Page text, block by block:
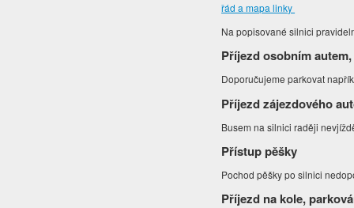
řád a mapa linky
Na popisované silnici
Příjezd osobním
Doporučujeme parkovat
Příjezd zájezdového
Busem na silnici raději
Přístup pěšky
Pochod pěšky po silnici
Příjezd na kole,